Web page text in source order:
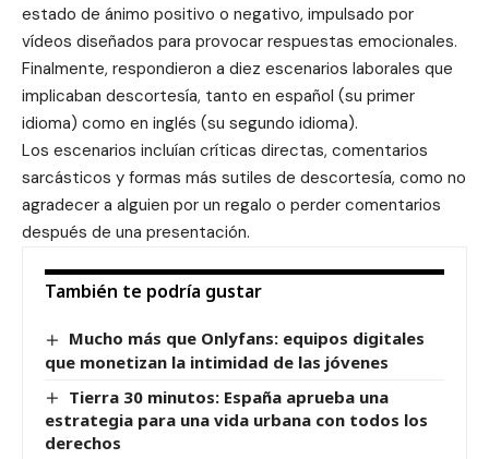
estado de ánimo positivo o negativo, impulsado por
vídeos diseñados para provocar respuestas emocionales.
Finalmente, respondieron a diez escenarios laborales que
implicaban descortesía, tanto en español (su primer
idioma) como en inglés (su segundo idioma).
Los escenarios incluían críticas directas, comentarios
sarcásticos y formas más sutiles de descortesía, como no
agradecer a alguien por un regalo o perder comentarios
después de una presentación.
También te podría gustar
Mucho más que Onlyfans: equipos digitales
que monetizan la intimidad de las jóvenes
Tierra 30 minutos: España aprueba una
estrategia para una vida urbana con todos los
derechos